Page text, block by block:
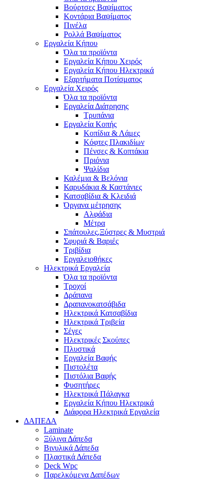
Βούρτσες Βαψίματος
Κοντάρια Βαψίματος
Πινέλα
Ρολλά Βαψίματος
Εργαλεία Κήπου
Όλα τα προϊόντα
Εργαλεία Κήπου Χειρός
Εργαλεία Κήπου Ηλεκτρικά
Εξαρτήματα Ποτίσματος
Εργαλεία Χειρός
Όλα τα προϊόντα
Εργαλεία Διάτρησης
Τρυπάνια
Εργαλεία Κοπής
Κοπίδια & Λάμες
Κόφτες Πλακιδίων
Πένσες & Κοπτάκια
Πριόνια
Ψαλίδια
Καλέμια & Βελόνια
Καρυδάκια & Καστάνιες
Κατσαβίδια & Κλειδιά
Όργανα μέτρησης
Αλφάδια
Μέτρα
Σπάτουλες,Ξύστρες & Μυστριά
Σφυριά & Βαριές
Τριβίδια
Εργαλειοθήκες
Ηλεκτρικά Εργαλεία
Όλα τα προϊόντα
Τροχοί
Δράπανα
Δραπανοκατσάβιδα
Ηλεκτρικά Κατσαβίδια
Ηλεκτρικά Τριβεία
Σέγες
Ηλεκτρικές Σκούπες
Πλυστικά
Εργαλεία Βαφής
Πιστολέτα
Πιστόλια Βαφής
Φυσητήρες
Ηλεκτρικά Πάλαγκα
Εργαλεία Κήπου Ηλεκτρικά
Διάφορα Ηλεκτρικά Εργαλεία
ΔΑΠΕΔΑ
Laminate
Ξύλινα Δάπεδα
Βινυλικά Δάπεδα
Πλαστικά Δάπεδα
Deck Wpc
Παρελκόμενα Δαπέδων